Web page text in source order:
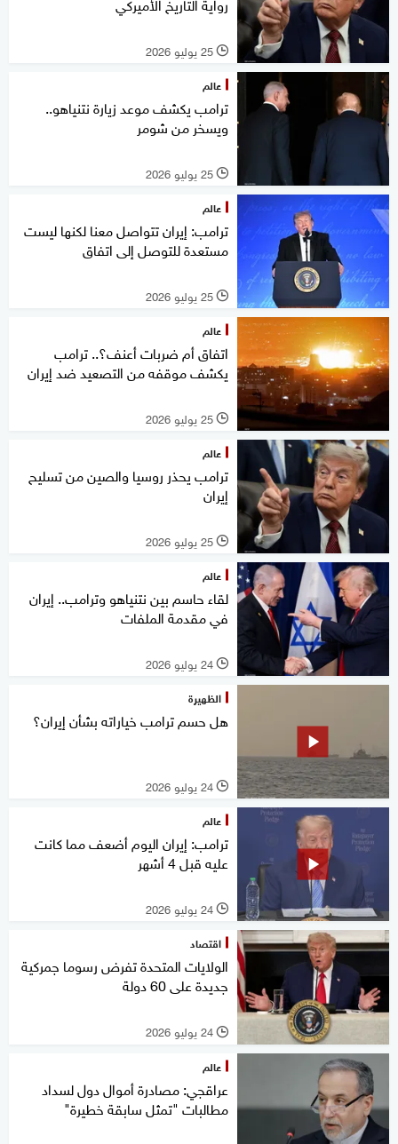
l 25 يوليو 2026
عالم
ترامب يكشف موعد زيارة نتنياهو..
ويسخر من شومر
l 25 يوليو 2026
عالم
ترامب: إيران تتواصل معنا لكنها ليست
مستعدة للتوصل إلى اتفاق
l 25 يوليو 2026
عالم
اتفاق أم ضربات أعنف؟.. ترامب
يكشف موقفه من التصعيد ضد إيران
l 25 يوليو 2026
عالم
ترامب يحذر روسيا والصين من تسليح
إيران
l 25 يوليو 2026
عالم
لقاء حاسم بين نتنياهو وترامب.. إيران
في مقدمة الملفات
l 24 يوليو 2026
الظهيرة
هل حسم ترامب خياراته بشأن إيران؟
l 24 يوليو 2026
عالم
ترامب: إيران اليوم أضعف مما كانت
عليه قبل 4 أشهر
l 24 يوليو 2026
اقتصاد
الولايات المتحدة تفرض رسوما جمركية
جديدة على 60 دولة
l 24 يوليو 2026
عالم
عراقجي: مصادرة أموال دول لسداد
مطالبات "تمثل سابقة خطيرة"